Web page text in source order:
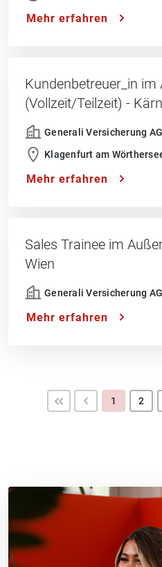
Mehr erfahren
Kundenbetreuer_in im
(Vollzeit/Teilzeit) -
Generali Versicherung AG
Klagenfurt am
Mehr erfahren
Sales Trainee im
Wien
Generali Versicherung AG
Mehr erfahren
1 2